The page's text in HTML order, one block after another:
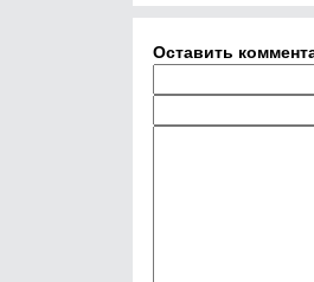
Оставить